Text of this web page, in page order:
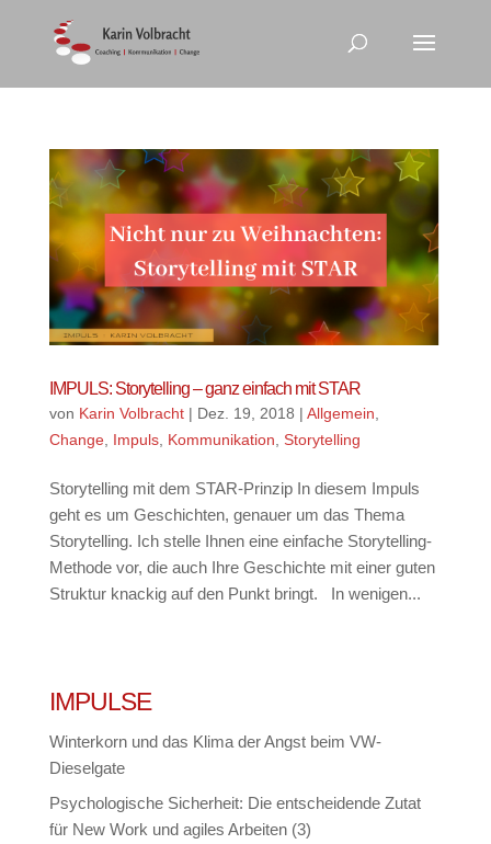
IMPULS: Storytelling – ganz einfach mit STAR
von Karin Volbracht| Dez. 19, 2018 | Allgemein
Change, Impuls, Kommunikation Storytelling
Storytelling mit dem STAR-Prinzip In diesem Impuls
geht es um Geschichten, genauer um das Thema
Storytelling. Ich stelle Ihnen eine einfache Storytelling-
Methode vor, die auch Ihre Geschichte mit einer guten
Struktur knackig auf den Punkt bringt. In wenigen...
IMPULSE
Winterkorn und das Klima der Angst beim VW-
Dieselgate
Psychologische Sicherheit: Die entscheidende Zutat
für New Work und agiles Arbeiten (3)